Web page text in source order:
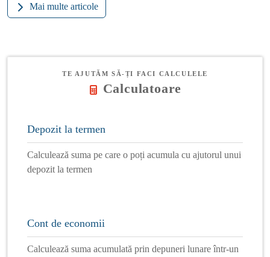
Mai multe articole
TE AJUTĂM SĂ-ȚI FACI CALCULELE
Calculatoare
Depozit la termen
Calculează suma pe care o poți acumula cu ajutorul unui
depozit la termen
Cont de economii
Calculează suma acumulată prin depuneri lunare într-un